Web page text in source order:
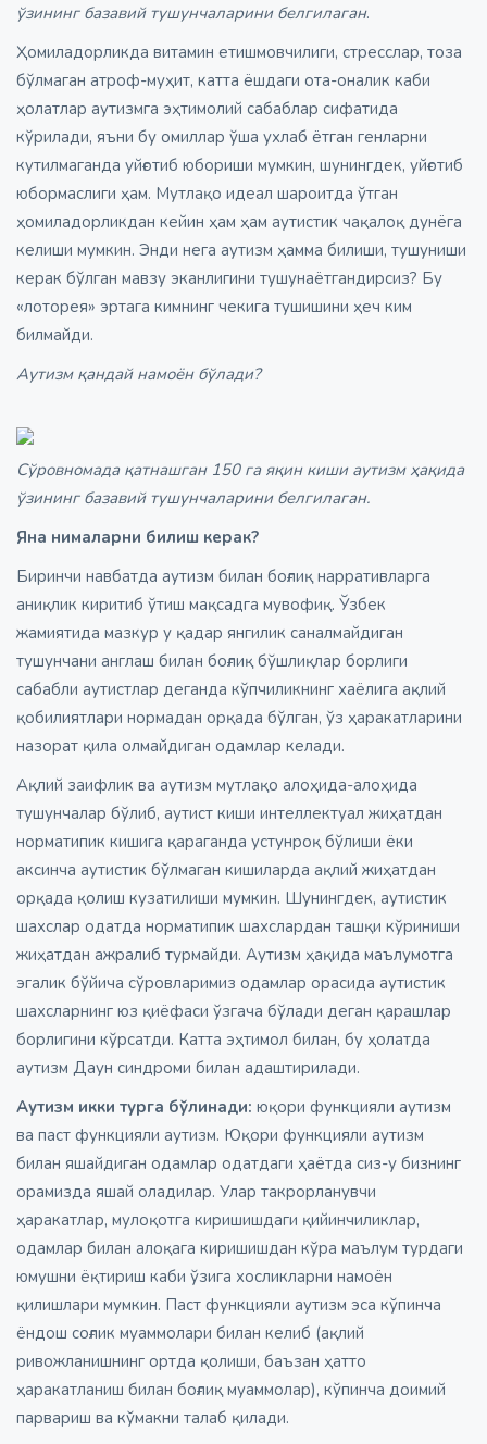
ўзининг базавий тушунчаларини белгилаган.
Ҳомиладорликда витамин етишмовчилиги, стресслар, тоза
бўлмаган атроф-муҳит, катта ёшдаги ота-оналик каби
ҳолатлар аутизмга эҳтимолий сабаблар сифатида
кўрилади, яъни бу омиллар ўша ухлаб ётган генларни
кутилмаганда уйғотиб юбориши мумкин, шунингдек, уйғотиб
юбормаслиги ҳам. Мутлақо идеал шароитда ўтган
ҳомиладорликдан кейин ҳам ҳам аутистик чақалоқ дунёга
келиши мумкин. Энди нега аутизм ҳамма билиши, тушуниши
керак бўлган мавзу эканлигини тушунаётгандирсиз? Бу
«лоторея» эртага кимнинг чекига тушишини ҳеч ким
билмайди.
Аутизм қандай намоён бўлади?
Сўровномада қатнашган 150 га яқин киши аутизм ҳақида
ўзининг базавий тушунчаларини белгилаган.
Яна нималарни билиш керак?
Биринчи навбатда аутизм билан боғлиқ нарративларга
аниқлик киритиб ўтиш мақсадга мувофиқ. Ўзбек
жамиятида мазкур у қадар янгилик саналмайдиган
тушунчани англаш билан боғлиқ бўшлиқлар борлиги
сабабли аутистлар деганда кўпчиликнинг хаёлига ақлий
қобилиятлари нормадан орқада бўлган, ўз ҳаракатларини
назорат қила олмайдиган одамлар келади.
Ақлий заифлик ва аутизм мутлақо алоҳида-алоҳида
тушунчалар бўлиб, аутист киши интеллектуал жиҳатдан
норматипик кишига қараганда устунроқ бўлиши ёки
аксинча аутистик бўлмаган кишиларда ақлий жиҳатдан
орқада қолиш кузатилиши мумкин. Шунингдек, аутистик
шахслар одатда норматипик шахслардан ташқи кўриниши
жиҳатдан ажралиб турмайди. Аутизм ҳақида маълумотга
эгалик бўйича сўровларимиз одамлар орасида аутистик
шахсларнинг юз қиёфаси ўзгача бўлади деган қарашлар
борлигини кўрсатди. Катта эҳтимол билан, бу ҳолатда
аутизм Даун синдроми билан адаштирилади.
Аутизм икки турга бўлинади: юқори функцияли аутизм
ва паст функцияли аутизм. Юқори функцияли аутизм
билан яшайдиган одамлар одатдаги ҳаётда сиз-у бизнинг
орамизда яшай оладилар. Улар такрорланувчи
ҳаракатлар, мулоқотга киришишдаги қийинчиликлар,
одамлар билан алоқага киришишдан кўра маълум турдаги
юмушни ёқтириш каби ўзига хосликларни намоён
қилишлари мумкин. Паст функцияли аутизм эса кўпинча
ёндош соғлик муаммолари билан келиб (ақлий
ривожланишнинг ортда қолиши, баъзан ҳатто
ҳаракатланиш билан боғлиқ муаммолар), кўпинча доимий
парвариш ва кўмакни талаб қилади.